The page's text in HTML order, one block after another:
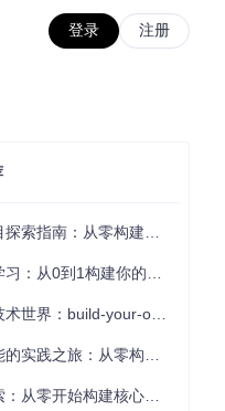
登录 注册
南：从零构建技术能力体系
0到1构建你的编程知识体系
your-own-x项目的实践探索指南
之旅：从零构建你的技术世界
开始构建核心系统的实践指南